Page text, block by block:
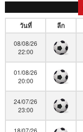
วันที่ ลีก
08/08/26
22:00
01/08/26
20:00
24/07/26
23:00